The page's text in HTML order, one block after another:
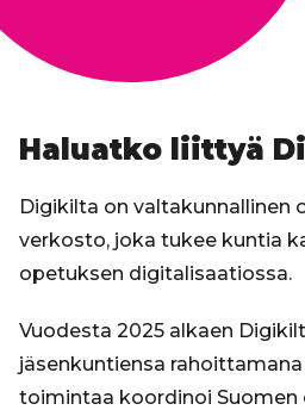
Haluatko liittyä
Digikilta on valtakunnallinen
verkosto, joka tukee kuntia
opetuksen digitalisaatiossa.
Vuodesta 2025 alkaen
jäsenkuntiensa
toimintaa koordinoi Suomen